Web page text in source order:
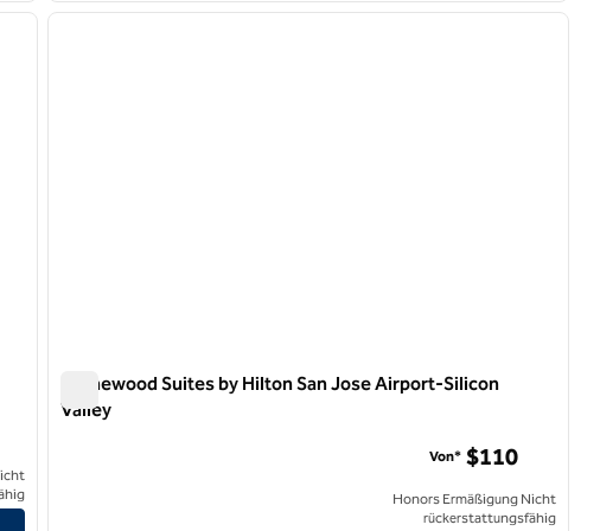
nächstes Bild
1 von 12
Homewood Suites by Hilton San Jose Airport-Silicon
Valley
Von* $110
Honors Ermäßigung Nicht
rückerstattungsfähig